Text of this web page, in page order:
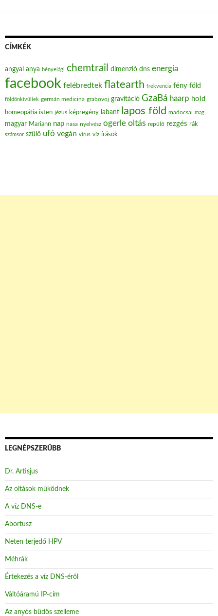
CÍMKÉK
angyal anya bényeiági chemtrail dimenzió dns energia
facebook felébredtek flatearth frekvencia fény föld
földönkívüliek germán medicina grabovoj gravitáció GzaBá haarp hold
homeopátia isten jézus képregény labant lapos föld madocsai mag
magyar Mariann nap nasa nyelvész ogerle oltás repülő rezgés rák
számsor szülő ufó vegán vírus víz írások
LEGNÉPSZERŰBB
Dr. Artisjus
Az oltások működnek
A víz DNS-e
Abortusz
Neten terjedő HPV
Méhrák
Értekezés a víz DNS-éről
Váltóáramú IP-cím
Az anyós büdös szelleme